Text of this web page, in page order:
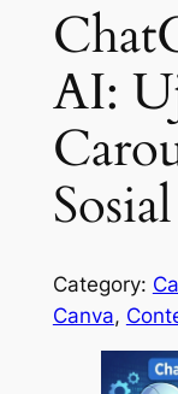
AI:
Sosial
Category:
Canva,